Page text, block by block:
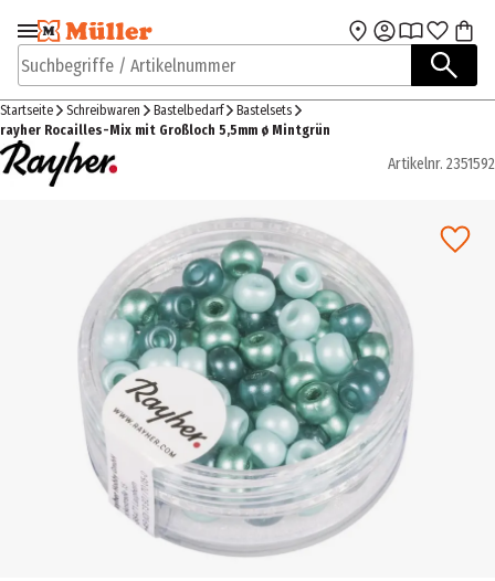
Zur Navigation
springen
Zum Hauptinhalt
Suchbegriffe / Artikelnummer
Startseite Schreibwaren Bastelbedarf
Bastelsets
rayher Rocailles-Mix mit Großloch 5,5mm ø Mintgrün
Artikelnr. 2351592